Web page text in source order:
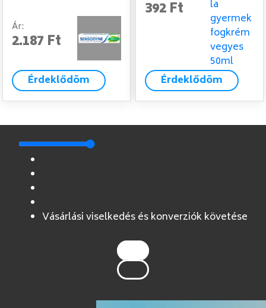
Ár:
2.187 Ft
Érdeklődöm
392 Ft
Érdeklődöm
Vásárlási viselkedés és konverziók követése